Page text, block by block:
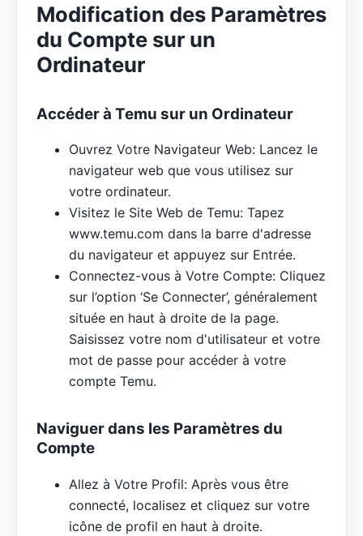
Modification des Paramètres
du Compte sur un
Ordinateur
Accéder à Temu sur un Ordinateur
Ouvrez Votre Navigateur Web: Lancez le
navigateur web que vous utilisez sur
votre ordinateur.
Visitez le Site Web de Temu: Tapez
www.temu.com dans la barre d'adresse
du navigateur et appuyez sur Entrée.
Connectez-vous à Votre Compte: Cliquez
sur l’option ‘Se Connecter’, généralement
située en haut à droite de la page.
Saisissez votre nom d'utilisateur et votre
mot de passe pour accéder à votre
compte Temu.
Naviguer dans les Paramètres du
Compte
Allez à Votre Profil: Après vous être
connecté, localisez et cliquez sur votre
icône de profil en haut à droite.